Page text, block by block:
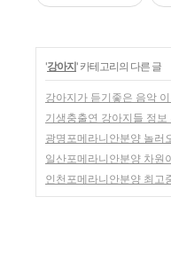
'강아지' 카테고리의 다른 글
강아지가 듣기좋은 음악
기생충출연 강아지들 정보
광명포메라니안분양 놀러
일산포메라니안분양 차원
인천포메라니안분양 최고